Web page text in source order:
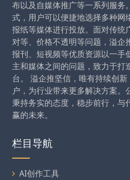
布以及自媒体推广等一系列服务
式，用户可以便捷地选择多种网
报纸等媒体进行投放。面对传统
对等、价格不透明等问题，溢企
报刊、短视频等优质资源以一手
主和媒体之间的问题，致力于打
台。 溢企推坚信，唯有持续创
户，为行业带来更多解决方案。
秉持务实的态度，稳步前行，与
赢的未来。
栏目导航
AI创作工具